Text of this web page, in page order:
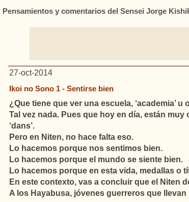
Pensamientos y comentarios del Sensei Jorge
27-oct-2014
Ikoi no Sono 1 - Sentirse bien
¿Que tiene que ver una escuela, ‘academia’
Tal vez nada. Pues que hoy en día, están
‘dans’.
Pero en Niten, no hace falta eso.
Lo hacemos porque nos sentimos bien.
Lo hacemos porque el mundo se siente bien.
Lo hacemos porque en esta vida, medallas o
En este contexto, vas a concluir que el Niten
A los Hayabusa, jóvenes guerreros que